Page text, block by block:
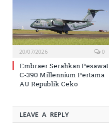
20/07/2026 0
Embraer Serahkan Pesawat
C-390 Millennium Pertama
AU Republik Ceko
LEAVE A REPLY